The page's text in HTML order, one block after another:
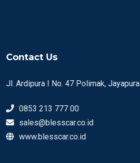
Contact Us
Jl. Ardipura I No. 47 Polimak, Jayapura
0853 213 777 00
sales@blesscar.co.id
www.blesscar.co.id